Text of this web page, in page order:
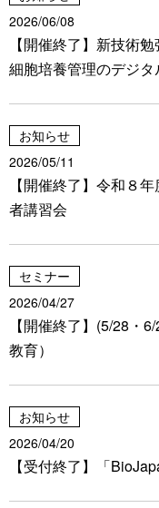
メール配信登録
2026/06/08
【開催終了】新技術
細胞培養管理のデジ
お知らせ
2026/05/11
【開催終了】令和８
者講習会
セミナー
2026/04/27
【開催終了】(5/28・
教育）
お知らせ
2026/04/20
【受付終了】「